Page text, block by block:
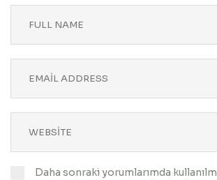
Daha sonraki yorumlarımda